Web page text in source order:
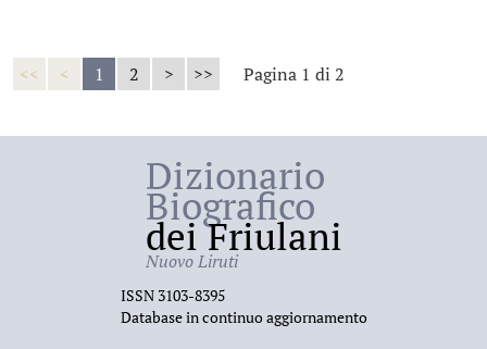
<< < 1 2 > >> Pagina 1 di 2
Dizionario
Biografico
dei Friulani
Nuovo Liruti
ISSN 3103-8395
Database in continuo aggiornamento